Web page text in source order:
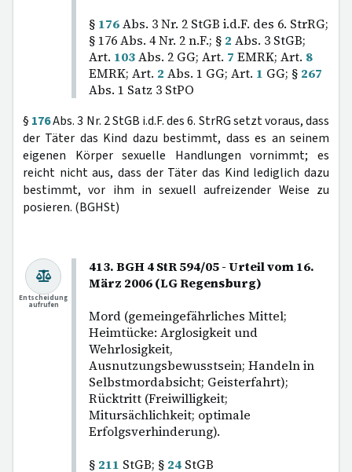
§ 176Abs. 3 Nr. 2 StGB i.d.F. des 6. StrRG;
§ 176 Abs. 4 Nr. 2 n.F.; § 2 Abs. 3 StGB;
Art. 103Abs. 2 GG; Art. 7 EMRK; Art. 8
EMRK; Art. 2 Abs. 1 GG; Art. 1 GG; § 267
Abs. 1 Satz 3 StPO
§ 176Abs. 3 Nr. 2 StGB i.d.F. des 6. StrRG setzt voraus, dass
der Täter das Kind dazu bestimmt, dass es an seinem
eigenen Körper sexuelle Handlungen vornimmt; es
reicht nicht aus, dass der Täter das Kind lediglich dazu
bestimmt, vor ihm in sexuell aufreizender Weise zu
posieren. (BGHSt)
413. BGH 4 StR 594/05 - Urteil vom 16.
März 2006 (LG Regensburg)
Mord (gemeingefährliches Mittel;
Heimtücke: Arglosigkeit und
Wehrlosigkeit,
Ausnutzungsbewusstsein; Handeln in
Selbstmordabsicht; Geisterfahrt);
Rücktritt (Freiwilligkeit;
Mitursächlichkeit; optimale
Erfolgsverhinderung).
§ 211 StGB; § 24 StGB
Entscheidung
aufrufen